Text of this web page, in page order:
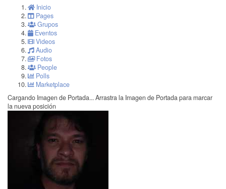
Inicio
Pages
Grupos
Eventos
Videos
Audio
Fotos
People
Polls
Marketplace
Cargando Imagen de Portada... Arrastra la Imagen de Portada para marcar
la nueva posición